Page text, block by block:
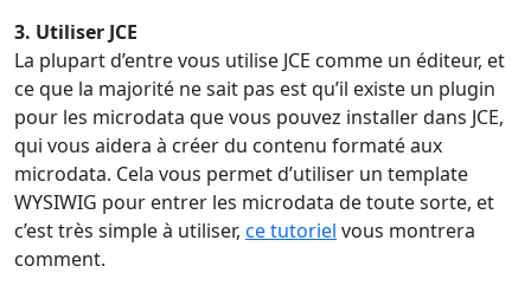
3. Utiliser JCE
La plupart d’entre vous utilise JCE comme un éditeur, et
ce que la majorité ne sait pas est qu’il existe un plugin
pour les microdata que vous pouvez installer dans JCE,
qui vous aidera à créer du contenu formaté aux
microdata. Cela vous permet d’utiliser un template
WYSIWIG pour entrer les microdata de toute sorte, et
c’est très simple à utiliser, ce tutoriel vous montrera
comment.